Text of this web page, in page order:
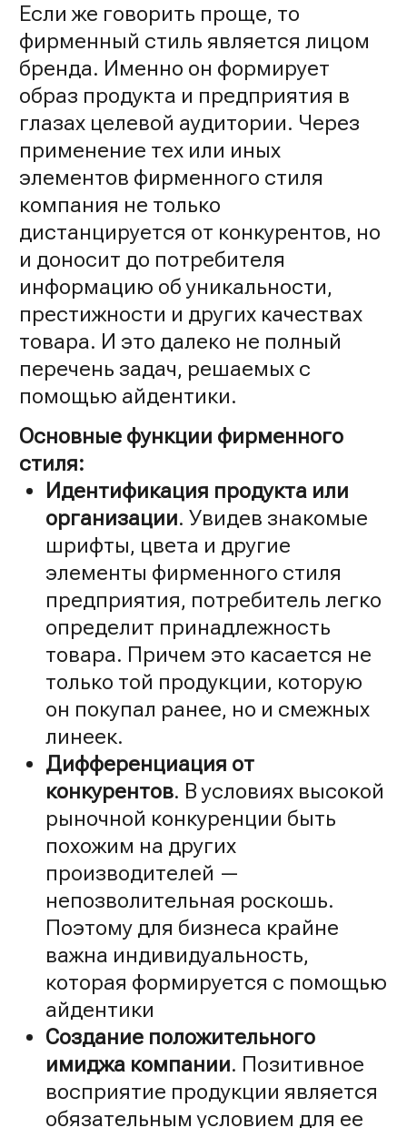
Если же говорить проще, то
фирменный стиль является лицом
бренда. Именно он формирует
образ продукта и предприятия в
глазах целевой аудитории. Через
применение тех или иных
элементов фирменного стиля
компания не только
дистанцируется от конкурентов, но
и доносит до потребителя
информацию об уникальности,
престижности и других качествах
товара. И это далеко не полный
перечень задач, решаемых с
помощью айдентики.
Основные функции фирменного
стиля:
Идентификация продукта или
организации. Увидев знакомые
шрифты, цвета и другие
элементы фирменного стиля
предприятия, потребитель легко
определит принадлежность
товара. Причем это касается не
только той продукции, которую
он покупал ранее, но и смежных
линеек.
Дифференциация от
конкурентов. В условиях высокой
рыночной конкуренции быть
похожим на других
производителей —
непозволительная роскошь.
Поэтому для бизнеса крайне
важна индивидуальность,
которая формируется с помощью
айдентики
Создание положительного
имиджа компании. Позитивное
восприятие продукции является
обязательным условием для ее